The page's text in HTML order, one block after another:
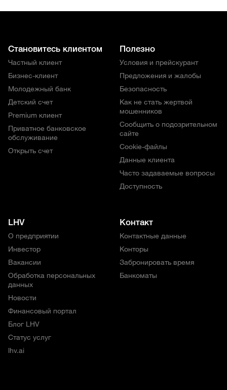
Становитесь клиентом
Частный клиент
Бизнес-клиент
Молодежный банк
Детский счет
Premium клиент
Приватное банковское
обслуживание
Открыть счет
Полезно
Условия и прейскурант
Предложения и жалобы
Безопасность
Как не стать жертвой
мошенников
Сообщить о подозрительном
сайте
Cookie-файлы
Данные клиента
Часто задаваемые вопросы
Доступность
LHV
О предприятии
Инвестор
Вакансии
Обработка персональных
данных
Новости
Финансовый портал
Блог LHV
Статус услуг
lhv.ai
Контакт
Контактные данные
Конторы
Забронировать время
Банкоматы